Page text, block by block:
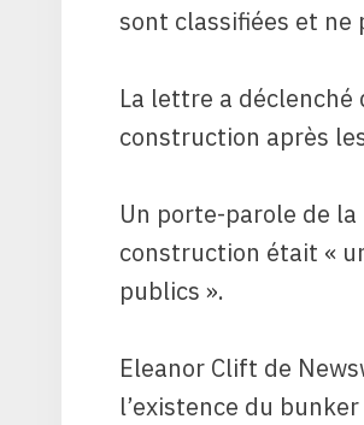
sont classifiées et ne
La lettre a
construction après
Un porte-parole de
construction était «
publics ».
Eleanor Clift de
l’existence du